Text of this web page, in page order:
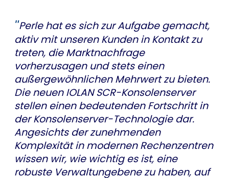
Perle hat es sich zur Aufgabe gemacht,
aktiv mit unseren Kunden in Kontakt zu
treten, die Marktnachfrage
vorherzusagen und stets einen
außergewöhnlichen Mehrwert zu bieten.
Die neuen IOLAN SCR-Konsolenserver
stellen einen bedeutenden Fortschritt in
der Konsolenserver-Technologie dar.
Angesichts der zunehmenden
Komplexität in modernen Rechenzentren
wissen wir, wie wichtig es ist, eine
robuste Verwaltungebene zu haben, auf